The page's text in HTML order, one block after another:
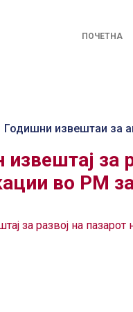
ПОЧЕТНА
Годишни извештаи за
за
во РМ
за развој на